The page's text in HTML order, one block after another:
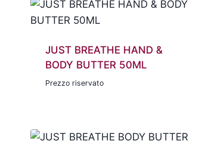
JUST BREATHE HAND &
BODY BUTTER 50ML
Prezzo riservato